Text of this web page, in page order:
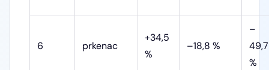
6 prkenac
+34,5
%
–18,8 %
–
49,7
%